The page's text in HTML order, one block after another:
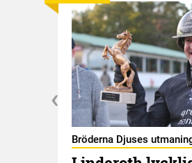
Bröderna Djuses